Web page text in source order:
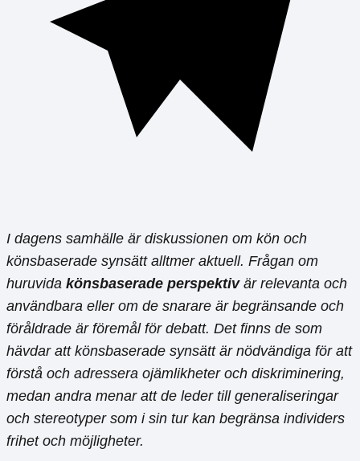
I dagens samhälle är diskussionen om kön och
könsbaserade synsätt alltmer aktuell. Frågan om
huruvida könsbaserade perspektivär relevanta och
användbara eller om de snarare är begränsande och
föråldrade är föremål för debatt. Det finns de som
hävdar att könsbaserade synsätt är nödvändiga för att
förstå och adressera ojämlikheter och diskriminering,
medan andra menar att de leder till generaliseringar
och stereotyper som i sin tur kan begränsa individers
frihet och möjligheter.